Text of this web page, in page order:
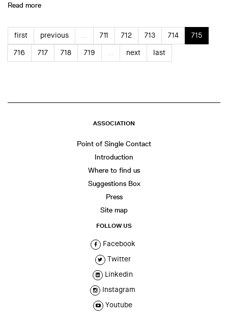
Read more
Val
first previous … 711 712 713 714
715
716
717 718 719 … next last
ASSOCIATION
Point of Single Contact
Introduction
Where to find us
Suggestions Box
Press
Site map
FOLLOW US
Facebook
Twitter
Linkedin
Instagram
Youtube